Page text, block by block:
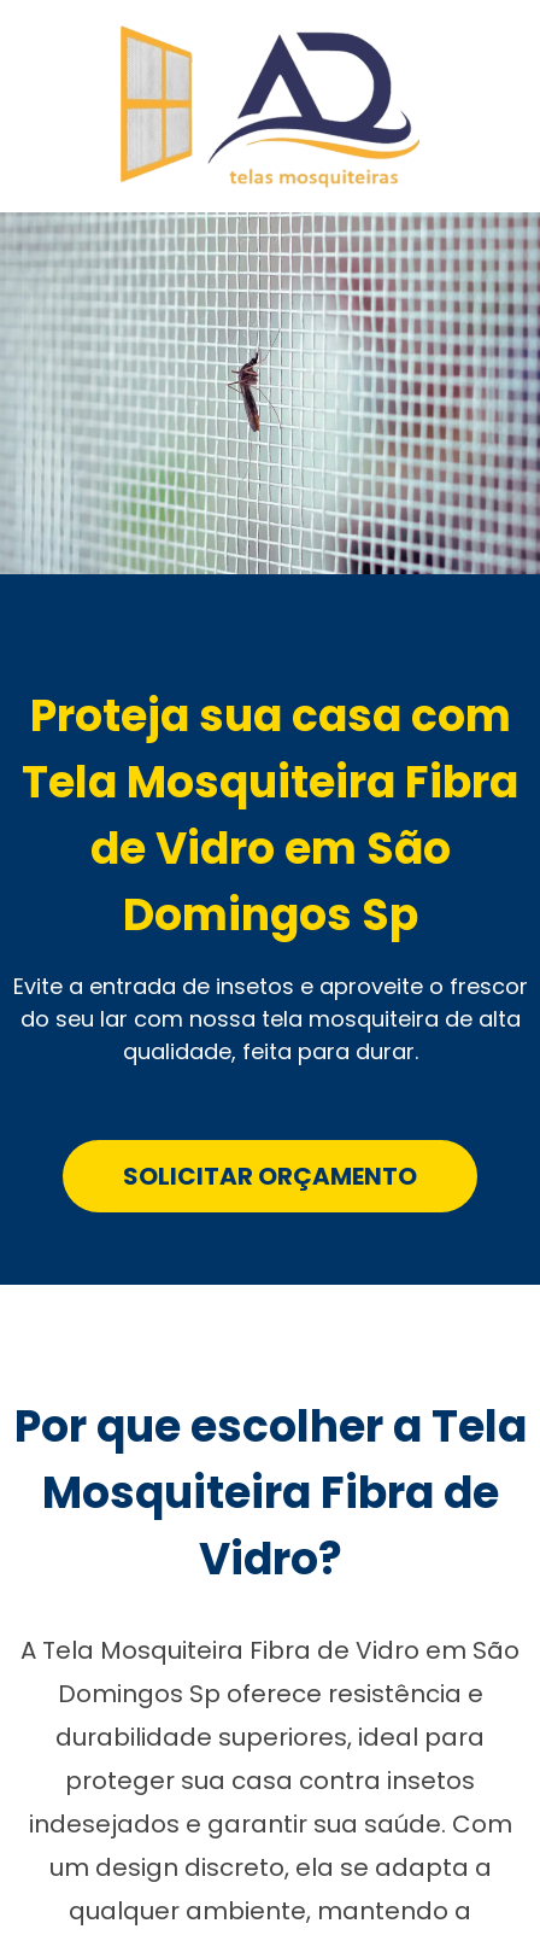
Proteja sua casa com
Tela Mosquiteira Fibra
de Vidro em São
Domingos Sp
Evite a entrada de insetos e aproveite o frescor
do seu lar com nossa tela mosquiteira de alta
qualidade, feita para durar.
SOLICITAR ORÇAMENTO
Por que escolher a Tela
Mosquiteira Fibra de
Vidro?
A Tela Mosquiteira Fibra de Vidro em São
Domingos Sp oferece resistência e
durabilidade superiores, ideal para
proteger sua casa contra insetos
indesejados e garantir sua saúde. Com
um design discreto, ela se adapta a
qualquer ambiente, mantendo a